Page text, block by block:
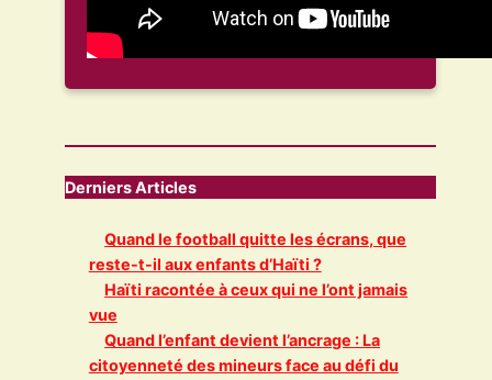
Derniers Articles
Quand le football quitte les écrans, que
reste-t-il aux enfants d’Haïti ?
Haïti racontée à ceux qui ne l’ont jamais
vue
Quand l’enfant devient l’ancrage : La
citoyenneté des mineurs face au défi du